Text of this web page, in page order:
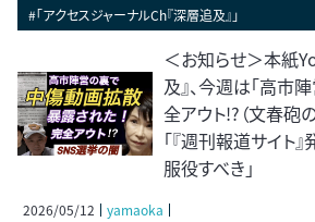
#「アクセスジャーナルCh『深層追及』」
＜お知らせ＞本紙
及』、今週は「高市
全アウト!?（文春砲
「『週刊報道サイト
服役すべき」
2026/05/12 yamaoka